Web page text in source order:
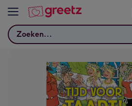
Bekijk meer
Zoeken